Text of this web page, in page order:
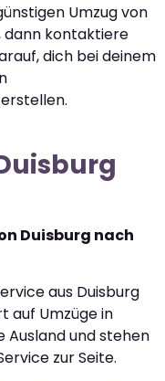
Umzug von
dann kontaktiere
dich bei deinem
Duisburg nach
aus Duisburg
auf Umzüge in
Ausland und stehen
zur Seite.